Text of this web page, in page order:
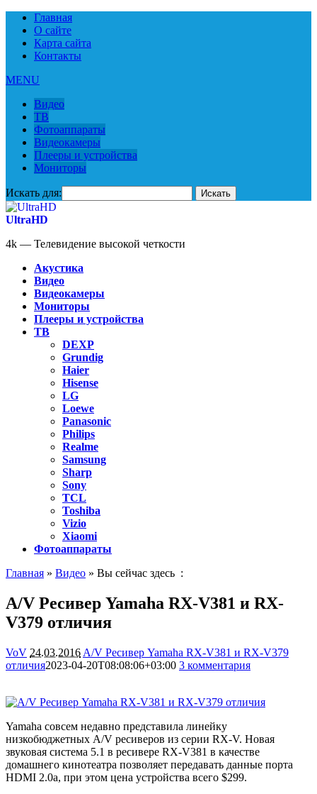
Главная
О сайте
Карта сайта
Контакты
MENU
Видео
ТВ
Фотоаппараты
Видеокамеры
Плееры и устройства
Мониторы
Искать для:
UltraHD
4k — Телевидение высокой четкости
Акустика
Видео
Видеокамеры
Мониторы
Плееры и устройства
ТВ
DEXP
Grundig
Haier
Hisense
LG
Loewe
Panasonic
Philips
Realme
Samsung
Sharp
Sony
TCL
Toshiba
Vizio
Xiaomi
Фотоаппараты
Главная » Видео » Вы сейчас здесь :
A/V Ресивер Yamaha RX-V381 и RX-
V379 отличия
VoV 24.03.2016 A/V Ресивер Yamaha RX-V381 и RX-V379
отличия2023-04-20T08:08:06+03:00 3 комментария
Yamaha совсем недавно представила линейку
низкобюджетных A/V ресиверов из серии RX-V. Новая
звуковая система 5.1 в ресивере RX-V381 в качестве
домашнего кинотеатра позволяет передавать данные порта
HDMI 2.0a, при этом цена устройства всего $299.